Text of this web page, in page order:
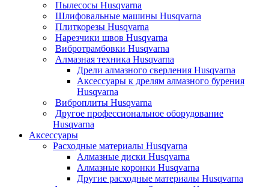
Пылесосы Husqvarna
Шлифовальные машины Husqvarna
Плиткорезы Husqvarna
Нарезчики швов Husqvarna
Вибротрамбовки Husqvarna
Алмазная техника Husqvarna
Дрели алмазного сверления Husqvarna
Аксессуары к дрелям алмазного бурения
Husqvarna
Виброплиты Husqvarna
Другое профессиональное оборудование
Husqvarna
Аксессуары
Расходные материалы Husqvarna
Алмазные диски Husqvarna
Алмазные коронки Husqvarna
Другие расходные материалы Husqvarna